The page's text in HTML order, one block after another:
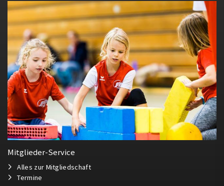
Mitglieder-Service
Alles zur Mitgliedschaft
Termine